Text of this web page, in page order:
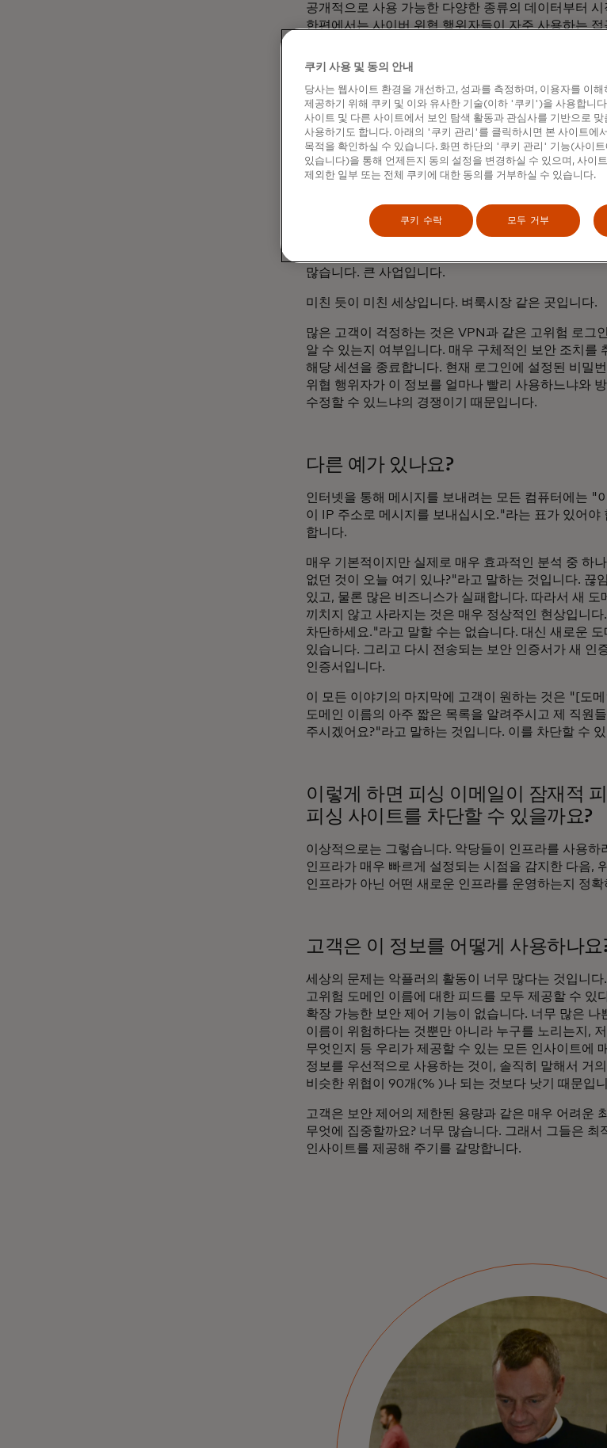
공개적으로 사용 가능한 다양한 종류의 데이터부터
한편에서는 사이버 위협 행위자들이 자주 사용하는
구체적인 사례를 공유해 주시겠어요?
위협 행위자들에게 있어 현재 가장 큰 게임 중 하나는
것입니다. 이제 위협 행위자는 로그인 문자열, 비밀번
확보하게 됩니다. 위협 행위자는 이 데이터를 사용하
컴퓨터를 만들고, 이 가짜 컴퓨터의 브라우저 트래픽
만들 수 있습니다.
랜섬웨어를사용하는 위협 행위자라면, 이는
유용한 정보입니다. 이와 같이 감염된 컴퓨터에서 판
많습니다. 큰 사업입니다.
미친 듯이 미친 세상입니다. 벼룩시장 같은 곳입니다.
많은 고객이 걱정하는 것은 VPN과 같은 고위험 로그
알 수 있는지 여부입니다. 매우 구체적인 보안 조치를
해당 세션을 종료합니다. 현재 로그인에 설정된 비밀
위협 행위자가 이 정보를 얼마나 빨리 사용하느냐와
수정할 수 있느냐의 경쟁이기 때문입니다.
다른 예가 있나요?
인터넷을 통해 메시지를 보내려는 모든 컴퓨터에는 "
이 IP 주소로 메시지를 보내십시오."라는 표가 있어야
합니다.
매우 기본적이지만 실제로 매우 효과적인 분석 중 하
없던 것이 오늘 여기 있나?"라고 말하는 것입니다. 끊
있고, 물론 많은 비즈니스가 실패합니다. 따라서 새
끼치지 않고 사라지는 것은 매우 정상적인 현상입니
차단하세요."라고 말할 수는 없습니다. 대신 새로운
있습니다. 그리고 다시 전송되는 보안 인증서가 새 인
인증서입니다.
이 모든 이야기의 마지막에 고객이 원하는 것은 "[도
도메인 이름의 아주 짧은 목록을 알려주시고 제 직원
주시겠어요?"라고 말하는 것입니다. 이를 차단할 수
이렇게 하면 피싱 이메일이 잠재적
피싱 사이트를 차단할 수 있을까요?
이상적으로는 그렇습니다. 악당들이 인프라를 사용
인프라가 매우 빠르게 설정되는 시점을 감지한 다음,
인프라가 아닌 어떤 새로운 인프라를 운영하는지 정
고객은 이 정보를 어떻게 사용하나요
세상의 문제는 악플러의 활동이 너무 많다는 것입니
고위험 도메인 이름에 대한 피드를 모두 제공할 수 있
확장 가능한 보안 제어 기능이 없습니다. 너무 많은 나
이름이 위험하다는 것뿐만 아니라 누구를 노리는지,
무엇인지 등 우리가 제공할 수 있는 모든 인사이트에
정보를 우선적으로 사용하는 것이, 솔직히 말해서 거
비슷한 위협이 90개(% )나 되는 것보다 낫기 때문입
고객은 보안 제어의 제한된 용량과 같은 매우 어려운
무엇에 집중할까요? 너무 많습니다. 그래서 그들은
인사이트를 제공해 주기를 갈망합니다.
쿠키 사용 및 동의 안내
당사는 웹사이트 환경을 개선하고, 성과를 측정하며, 이용자를 이
제공하기 위해 쿠키 및 이와 유사한 기술(이하 '쿠키')을 사용합니
사이트 및 다른 사이트에서 보인 탐색 활동과 관심사를 기반으로
사용하기도 합니다. 아래의 '쿠키 관리'를 클릭하시면 본 사이트에
목적을 확인하실 수 있습니다. 화면 하단의 '쿠키 관리' 기능(사이
있습니다)을 통해 언제든지 동의 설정을 변경하실 수 있으며, 사이
제외한 일부 또는 전체 쿠키에 대한 동의를 거부하실 수 있습니다.
쿠키 수락 모두 거부